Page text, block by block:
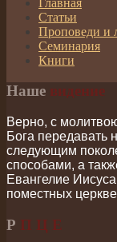
Статьи
Проповеди и
Семинария
Книги
Наше видение
Верно, с
Бога передавать
следующим
способами, а
Евангелие
поместных
Р П Ц Е